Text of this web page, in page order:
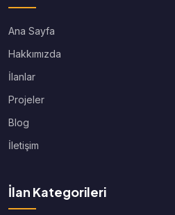
Ana Sayfa
Hakkımızda
İlanlar
Projeler
Blog
İletişim
İlan Kategorileri